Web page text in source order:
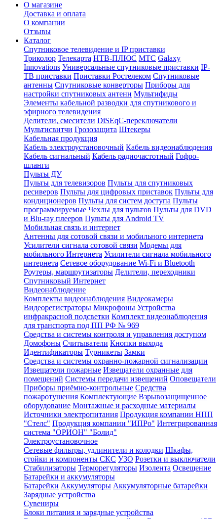
О магазине
Доставка и оплата
О компании
Отзывы
Каталог
Спутниковое телевидение и IP приставки
Триколор Телекарта НТВ-ПЛЮС МТС Galaxy
Innovations Универсальные спутниковые приставки IP-
ТВ приставки Приставки Ростелеком Спутниковые
антенны Спутниковые конверторы Приборы для
настройки спутниковых антенн Мультифиды
Элементы кабельной разводки для спутникового и
эфирного телевидения
Делители, смесители DiSEqC-переключатели
Мультисвитчи Грозозащита Штекеры
Кабельная продукция
Кабель электроустановочный Кабель видеонаблюдения
Кабель сигнальный Кабель радиочастотный Гофро-
шланги
Пульты ДУ
Пульты для телевизоров Пульты для спутниковых
ресиверов Пульты для цифровых приставок Пульты для
кондиционеров Пульты для систем доступа Пульты
программируемые Чехлы для пультов Пульты для DVD
и Blu-ray плееров Пульты для Android TV
Мобильная связь и интернет
Антенны для сотовой связи и мобильного интернета
Усилители сигнала сотовой связи Модемы для
мобильного Интернета Усилители сигнала мобильного
интернета Сетевое оборудование Wi-Fi и Bluetooth
Роутеры, маршрутизаторы Делители, переходники
Спутниковый Интернет
Видеонаблюдение
Комплекты видеонаблюдения Видеокамеры
Видеорегистраторы Микрофоны Устройства
инфракрасной подсветки Комплект видеонаблюдения
для транспорта под ПП РФ № 969
Средства и системы контроля и управления доступом
Домофоны Считыватели Кнопки выхода
Идентификаторы Турникеты Замки
Средства и системы охранно-пожарной сигнализации
Извещатели пожарные Извещатели охранные для
помещений Системы передачи извещений Оповещатели
Приборы приёмно-контрольные Средства
пожаротушения Комплектующие Взрывозащищенное
оборудование Монтажные и расходные материалы
Источники электропитания Продукция компании НПП
"Стелс" Продукция компании "ИПРо" Интегрированная
система "ОРИОН" "Болид"
Электроустановочное
Сетевые фильтры, удлинители и колодки Шкафы,
стойки и компоненты СКС УЗО Розетки и выключатели
Стабилизаторы Терморегуляторы Изолента Освещение
Батарейки и аккумуляторы
Батарейки Аккумуляторы Аккумуляторные батарейки
Зарядные устройства
Сувениры
Блоки питания и зарядные устройства